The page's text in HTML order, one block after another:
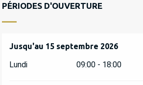
PÉRIODES D'OUVERTURE
Du1 mai 2026au15 septembre 2026
Jusqu'au 15 septembre 2026
Lundi 09:00 - 18:00